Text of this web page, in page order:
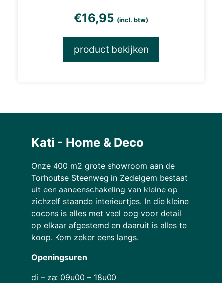
€16,95 (incl. btw)
product bekijken
Kati - Home & Deco
Onze 400 m2 grote showroom aan de
Torhoutse Steenweg in Zedelgem bestaat
uit een aaneenschakeling van kleine op
zichzelf staande interieurtjes. In die kleine
cocons is alles met veel oog voor detail
op elkaar afgestemd en daaruit is alles te
koop. Kom zeker eens langs.
Openingsuren
di – za: 09u00 – 18u00